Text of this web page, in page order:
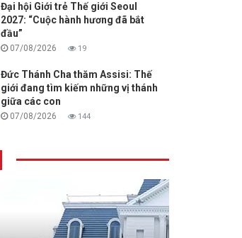
Đại hội Giới trẻ Thế giới Seoul
2027: “Cuộc hành hương đã bắt
đầu”
07/08/2026 19
Đức Thánh Cha thăm Assisi: Thế
giới đang tìm kiếm những vị thánh
giữa các con
07/08/2026 144